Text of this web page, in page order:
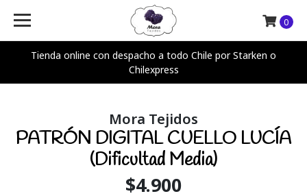
Tienda online con despacho a todo Chile por Starken o
Chilexpress
0
Mora Tejidos
PATRÓN DIGITAL CUELLO LUCÍA
(Dificultad Media)
$4.900